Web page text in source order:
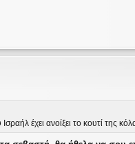
έχει ανοίξει το κουτί της